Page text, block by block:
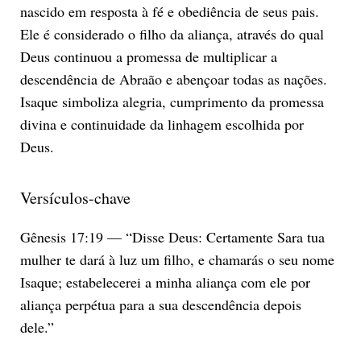
nascido em resposta à fé e obediência de seus pais.
Ele é considerado o filho da aliança, através do qual
Deus continuou a promessa de multiplicar a
descendência de Abraão e abençoar todas as nações.
Isaque simboliza alegria, cumprimento da promessa
divina e continuidade da linhagem escolhida por
Deus.
Versículos-chave
Gênesis 17:19 — “Disse Deus: Certamente Sara tua
mulher te dará à luz um filho, e chamarás o seu nome
Isaque; estabelecerei a minha aliança com ele por
aliança perpétua para a sua descendência depois
dele.”